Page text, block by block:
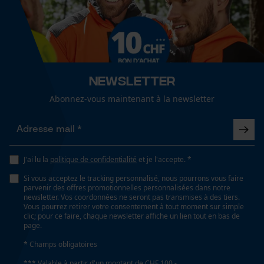
Finition du col
ceinture élastique
Articles pour toute l'année
tricolore, réfléchissant
Type de poche
pantalon, poches pour téléphone portable, poches
Recommandations dentretien
Remettre les vêtements en laine en forme après le
lavage., Suivre les instructions d'entretien sur
l'étiquette., Laver à la main ou en machine avec un
programme délicat.
taille. Bien cordialement, Votre équipe KOX
Afficher plus davis
Newsletter
Abonnez-vous maintenant à la newsletter
J'ai lu la politique de confidentialité et je l'accepte. *
Si vous acceptez le tracking personnalisé, nous pourrons vous faire
parvenir des offres promotionnelles personnalisées dans notre
newsletter. Vos coordonnées ne seront pas transmises à des tiers.
Vous pourrez retirer votre consentement à tout moment sur simple
clic; pour ce faire, chaque newsletter affiche un lien tout en bas de
page.
* Champs obligatoires
Cookies de performance et de
fonctionnalité
Loop54 Personalization
Page d'accueil personnalisée
utilisateurs
Vidéos YouTube
Google Maps
Prise de contact par chat